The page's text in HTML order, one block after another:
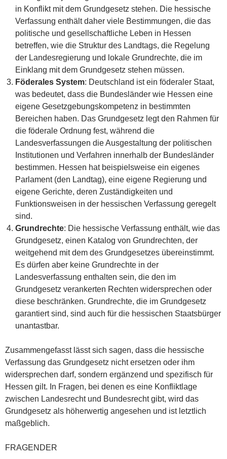
in Konflikt mit dem Grundgesetz stehen. Die hessische
Verfassung enthält daher viele Bestimmungen, die das
politische und gesellschaftliche Leben in Hessen
betreffen, wie die Struktur des Landtags, die Regelung
der Landesregierung und lokale Grundrechte, die im
Einklang mit dem Grundgesetz stehen müssen.
Föderales System: Deutschland ist ein föderaler Staat,
was bedeutet, dass die Bundesländer wie Hessen eine
eigene Gesetzgebungskompetenz in bestimmten
Bereichen haben. Das Grundgesetz legt den Rahmen für
die föderale Ordnung fest, während die
Landesverfassungen die Ausgestaltung der politischen
Institutionen und Verfahren innerhalb der Bundesländer
bestimmen. Hessen hat beispielsweise ein eigenes
Parlament (den Landtag), eine eigene Regierung und
eigene Gerichte, deren Zuständigkeiten und
Funktionsweisen in der hessischen Verfassung geregelt
sind.
Grundrechte: Die hessische Verfassung enthält, wie das
Grundgesetz, einen Katalog von Grundrechten, der
weitgehend mit dem des Grundgesetzes übereinstimmt.
Es dürfen aber keine Grundrechte in der
Landesverfassung enthalten sein, die den im
Grundgesetz verankerten Rechten widersprechen oder
diese beschränken. Grundrechte, die im Grundgesetz
garantiert sind, sind auch für die hessischen Staatsbürger
unantastbar.
Zusammengefasst lässt sich sagen, dass die hessische
Verfassung das Grundgesetz nicht ersetzen oder ihm
widersprechen darf, sondern ergänzend und spezifisch für
Hessen gilt. In Fragen, bei denen es eine Konfliktlage
zwischen Landesrecht und Bundesrecht gibt, wird das
Grundgesetz als höherwertig angesehen und ist letztlich
maßgeblich.
FRAGENDER